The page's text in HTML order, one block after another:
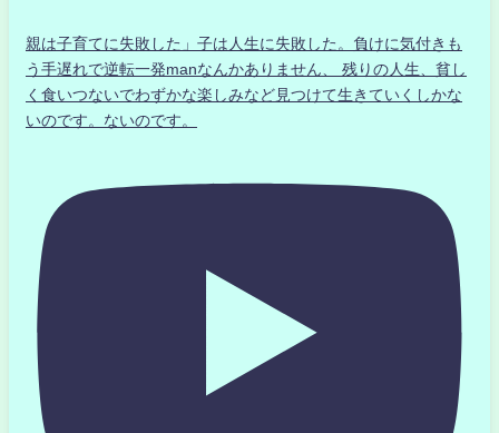
親は子育てに失敗した」子は人生に失敗した。負けに気付きも
う手遅れで逆転一発manなんかありません、 残りの人生、貧し
く食いつないでわずかな楽しみなど見つけて生きていくしかな
いのです。ないのです。